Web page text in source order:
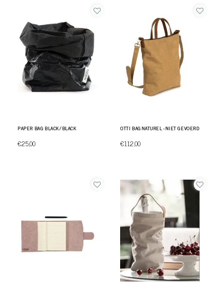
PAPER BAG BLACK/BLACK
€25,00
OTTI BAG NATUREL - NIET GEVOERD
€112,00